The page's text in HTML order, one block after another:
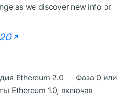
as we discover new info or
Ethereum 2.0 — Фаза 0 или
Ethereum 1.0, включая